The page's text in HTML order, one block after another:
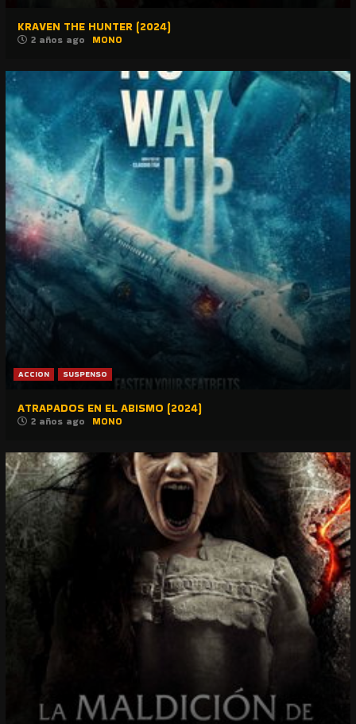
KRAVEN THE HUNTER (2024)
2 años ago MONO
ACCION SUSPENSO
ATRAPADOS EN EL ABISMO (2024)
2 años ago MONO